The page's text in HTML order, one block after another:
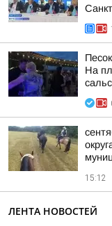
На
15:12
ЛЕНТА НОВОСТЕЙ